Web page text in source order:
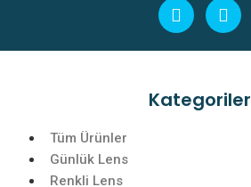
Kategoriler
Tüm Ürünler
Günlük Lens
Renkli Lens